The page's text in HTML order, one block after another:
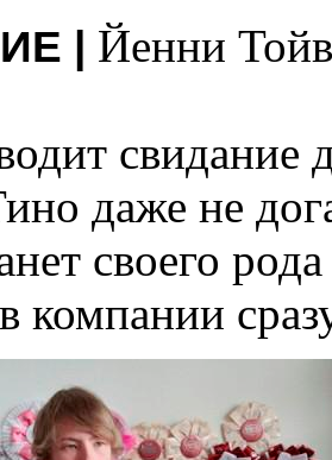
| Йенни
свидание
даже не
своего
компании